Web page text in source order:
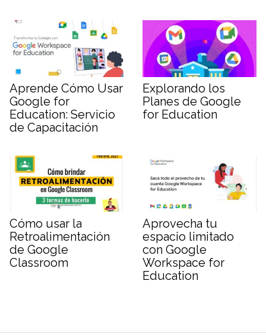
Aprende Cómo Usar
Google for
Education: Servicio
de Capacitación
Explorando los
Planes de Google
for Education
Cómo usar la
Retroalimentación
de Google
Classroom
Aprovecha tu
espacio limitado
con Google
Workspace for
Education